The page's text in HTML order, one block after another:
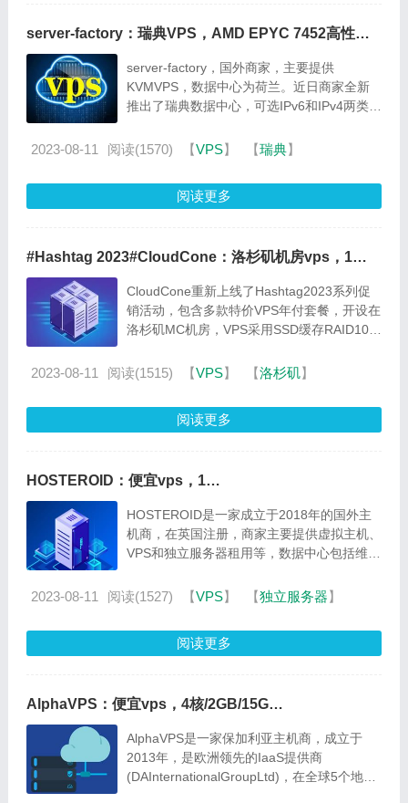
server-factory：瑞典VPS，AMD EPYC 7452高性能
VPS，1核2G25GB NVMe/4TB/1Gbps带宽，€3.5/月起
server-factory，国外商家，主要提供
KVMVPS，数据中心为荷兰。近日商家全新
推出了瑞典数据中心，可选IPv6和IPv4两类
AMDEPYC7452，PCle4.0NVMeRAID10阵
快照、支...
2023-08-11 阅读(1570) 【VPS】 【瑞典】
阅读更多
#Hashtag 2023#CloudCone：洛杉矶机房vps，1
核/512MB/20GB/2TB/1Gbps，$10.99/年起
CloudCone重新上线了Hashtag2023系列促
销活动，包含多款特价VPS年付套餐，开设在
洛杉矶MC机房，VPS采用SSD缓存RAID10磁
元起。所有主机默认均提供1个IPv4+3个
2023-08-11 阅读(1515) 【VPS】 【洛杉矶】
阅读更多
HOSTEROID：便宜vps，1
核/512MB/10GB/324GB/1Gbps，€2.1/月起，可选维也
纳/新泽西/伦敦机房
HOSTEROID是一家成立于2018年的国外主
机商，在英国注册，商家主要提供虚拟主机、
VPS和独立服务器租用等，数据中心包括维也
分享过一次商家首月折扣的信息，目前主机商
惠后最低套餐€2.1/月起...
2023-08-11 阅读(1527) 【VPS】 【独立服务器】
阅读更多
AlphaVPS：便宜vps，4核/2GB/15G
SSD/1TB/1Gbps带宽，€3.5/月起，可选洛杉矶/纽约等
5个机房，保加利亚独服 €39/月起
AlphaVPS是一家保加利亚主机商，成立于
2013年，是欧洲领先的IaaS提供商
(DAInternationalGroupLtd)，在全球5个地点